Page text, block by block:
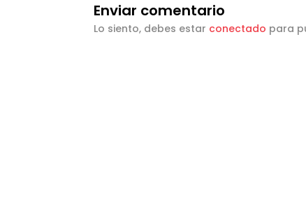
Enviar comentario
Lo siento, debes estar conectado para